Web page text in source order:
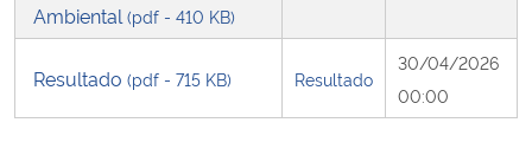
Ministério da Mulher, da Família e dos Direitos Humanos
Secretaria-Geral
Ambiental (pdf - 410 KB)
Resultado (pdf - 715 KB) Resultado
30/04/2026
00:00